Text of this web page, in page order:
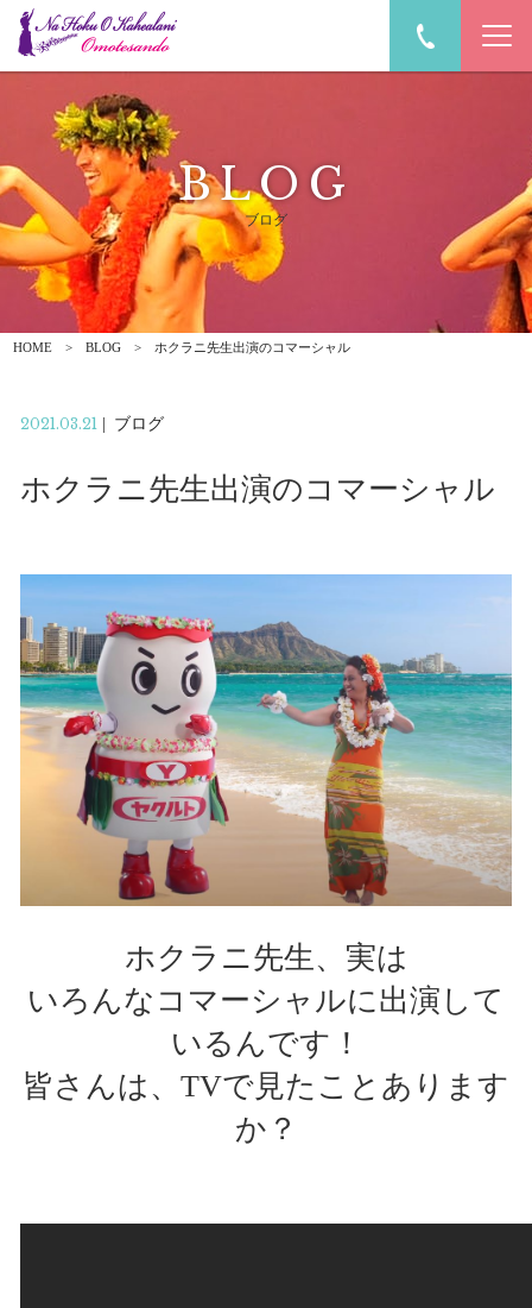
BLOG
ブログ
HOME BLOG ホクラニ先生出演のコマーシャル
2021.03.21| ブログ
ホクラニ先生出演のコマーシャル
ホクラニ先生、実は
いろんなコマーシャルに出演して
いるんです！
皆さんは、TVで見たことあります
か？